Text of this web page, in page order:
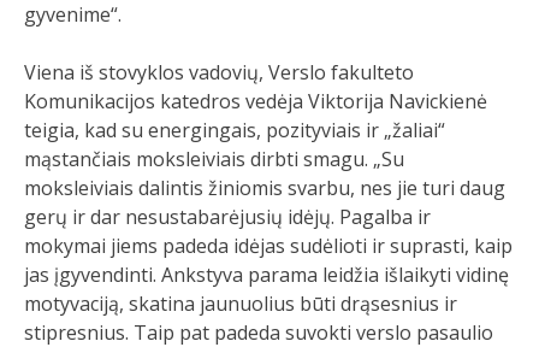
gyvenime“.
Viena iš stovyklos vadovių, Verslo fakulteto
Komunikacijos katedros vedėja Viktorija Navickienė
teigia, kad su energingais, pozityviais ir „žaliai“
mąstančiais moksleiviais dirbti smagu. „Su
moksleiviais dalintis žiniomis svarbu, nes jie turi daug
gerų ir dar nesustabarėjusių idėjų. Pagalba ir
mokymai jiems padeda idėjas sudėlioti ir suprasti, kaip
jas įgyvendinti. Ankstyva parama leidžia išlaikyti vidinę
motyvaciją, skatina jaunuolius būti drąsesnius ir
stipresnius. Taip pat padeda suvokti verslo pasaulio